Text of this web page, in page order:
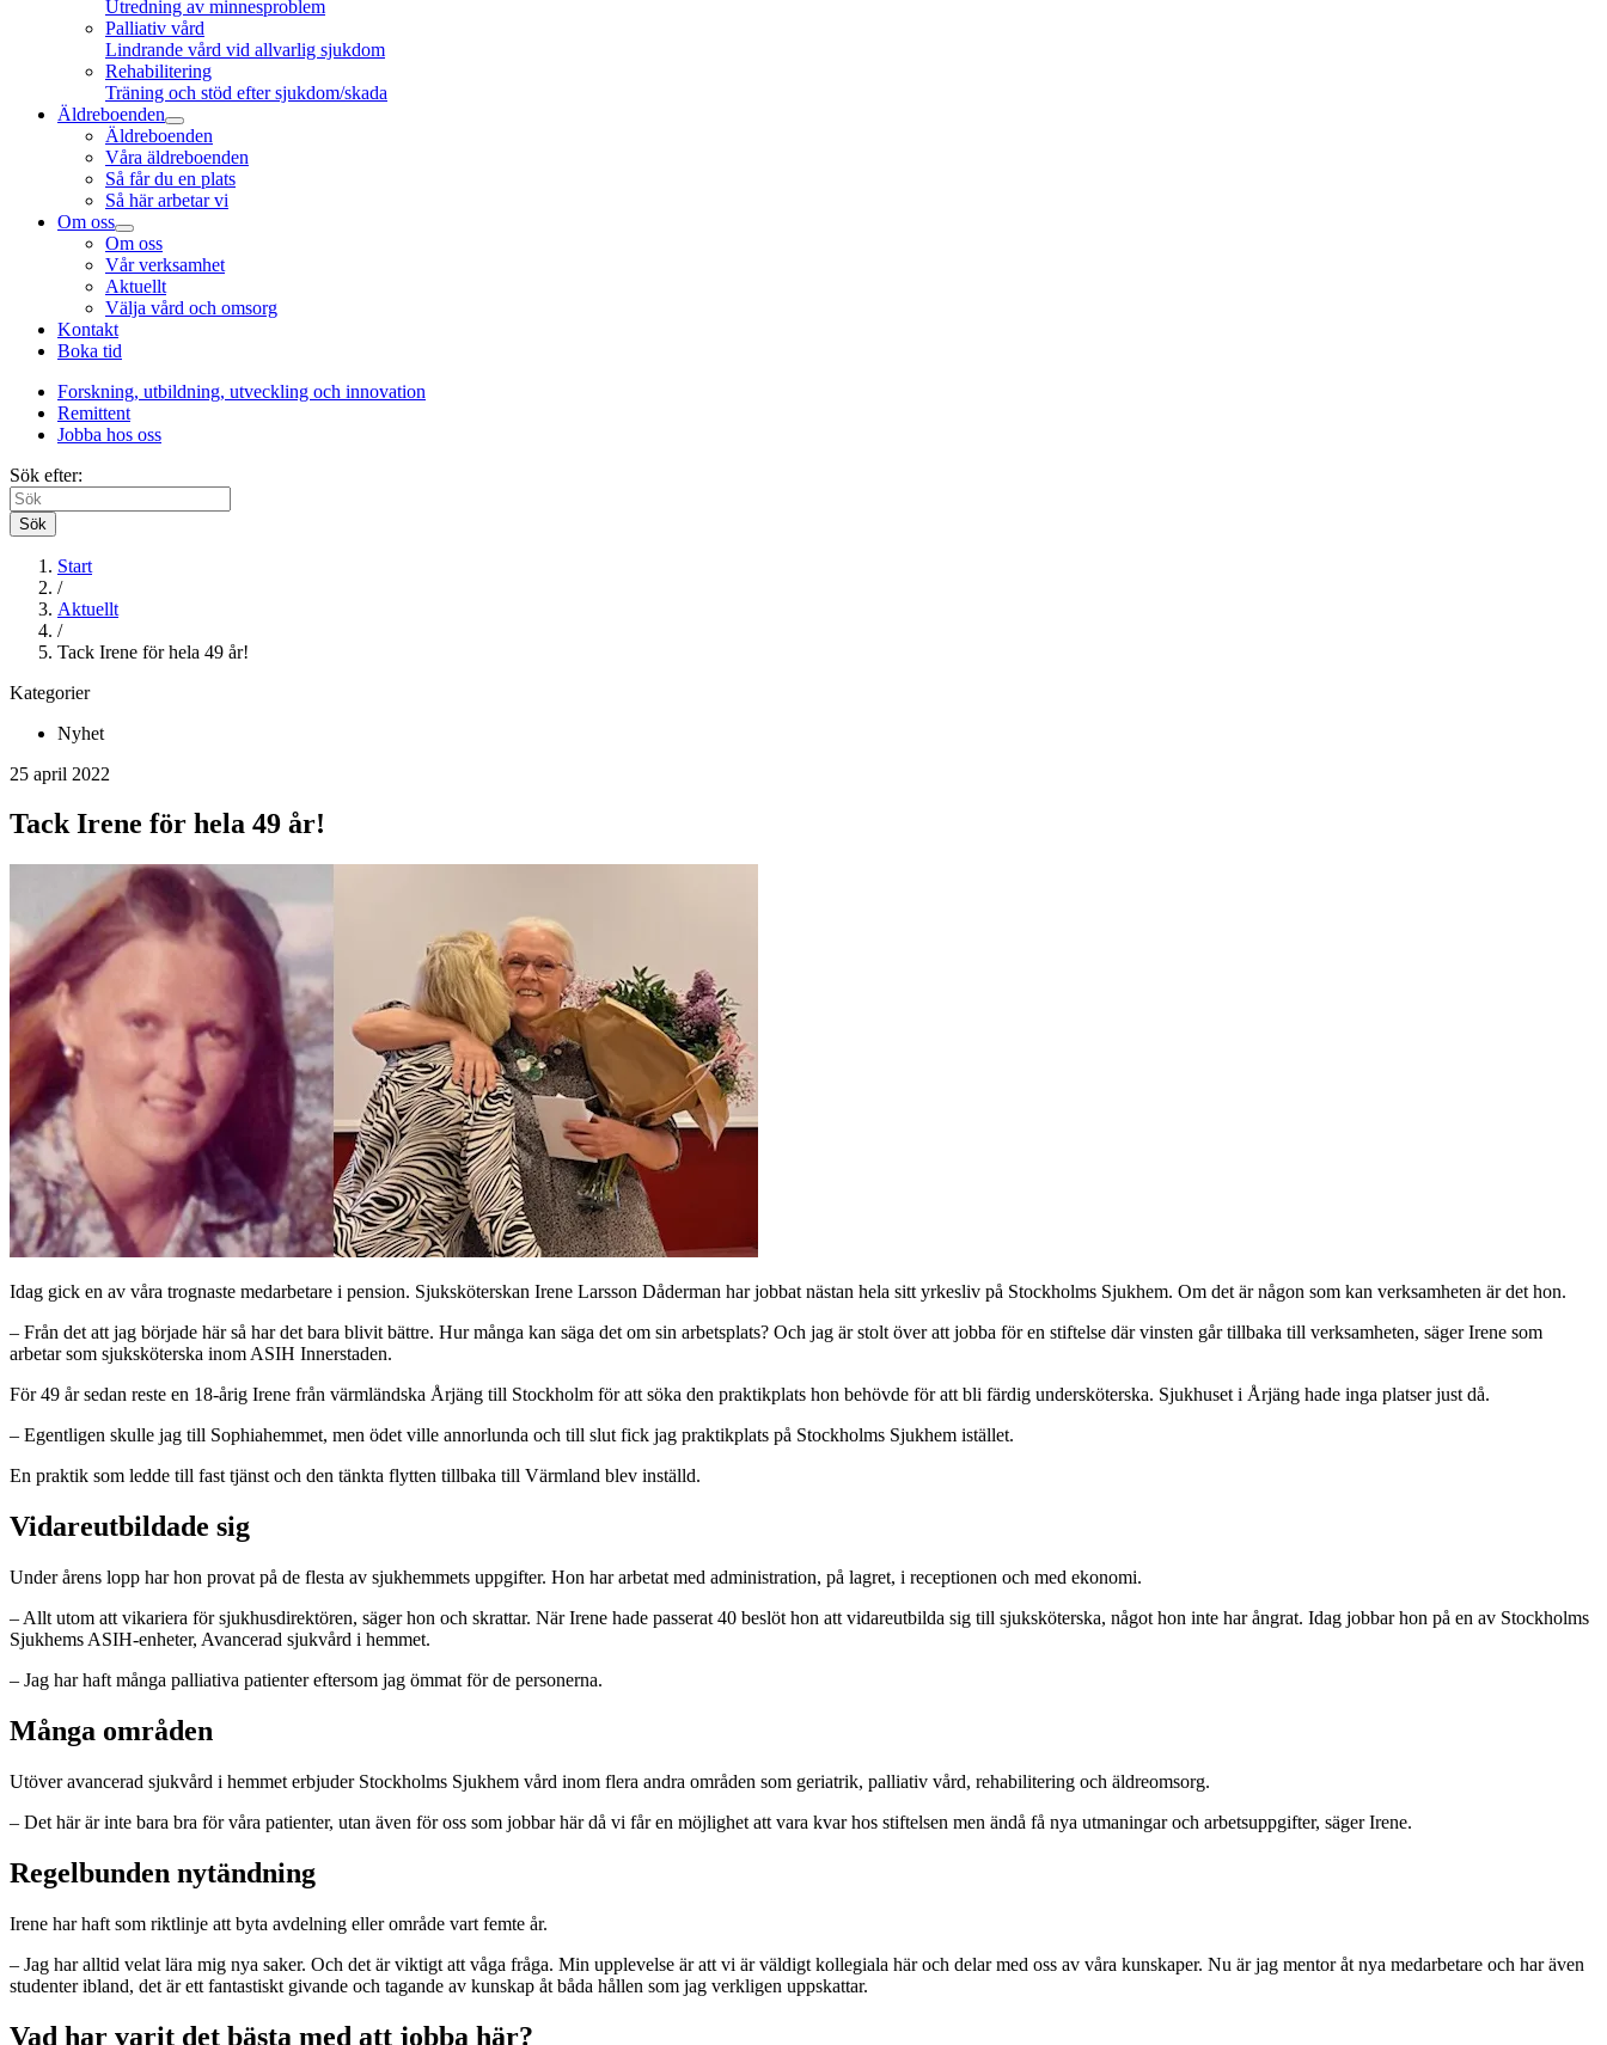
Utredning av minnesproblem
Palliativ vård
Lindrande vård vid allvarlig sjukdom
Rehabilitering
Träning och stöd efter sjukdom/skada
Äldreboenden
Äldreboenden
Våra äldreboenden
Så får du en plats
Så här arbetar vi
Om oss
Om oss
Vår verksamhet
Aktuellt
Välja vård och omsorg
Kontakt
Boka tid
Forskning, utbildning, utveckling och innovation
Remittent
Jobba hos oss
Sök efter:
Sök
Start
/
Aktuellt
/
Tack Irene för hela 49 år!
Kategorier
Nyhet
25 april 2022
Tack Irene för hela 49 år!
Idag gick en av våra trognaste medarbetare i pension. Sjuksköterskan Irene Larsson Dåderman har jobbat nästan hela sitt yrkesliv på Stockholms Sjukhem. Om det är någon som kan verksamheten är det hon.
– Från det att jag började här så har det bara blivit bättre. Hur många kan säga det om sin arbetsplats? Och jag är stolt över att jobba för en stiftelse där vinsten går tillbaka till verksamheten, säger Irene som
arbetar som sjuksköterska inom ASIH Innerstaden.
För 49 år sedan reste en 18-årig Irene från värmländska Årjäng till Stockholm för att söka den praktikplats hon behövde för att bli färdig undersköterska. Sjukhuset i Årjäng hade inga platser just då.
– Egentligen skulle jag till Sophiahemmet, men ödet ville annorlunda och till slut fick jag praktikplats på Stockholms Sjukhem istället.
En praktik som ledde till fast tjänst och den tänkta flytten tillbaka till Värmland blev inställd.
Vidareutbildade sig
Under årens lopp har hon provat på de flesta av sjukhemmets uppgifter. Hon har arbetat med administration, på lagret, i receptionen och med ekonomi.
– Allt utom att vikariera för sjukhusdirektören, säger hon och skrattar. När Irene hade passerat 40 beslöt hon att vidareutbilda sig till sjuksköterska, något hon inte har ångrat. Idag jobbar hon på en av Stockholms
Sjukhems ASIH-enheter, Avancerad sjukvård i hemmet.
– Jag har haft många palliativa patienter eftersom jag ömmat för de personerna.
Många områden
Utöver avancerad sjukvård i hemmet erbjuder Stockholms Sjukhem vård inom flera andra områden som geriatrik, palliativ vård, rehabilitering och äldreomsorg.
– Det här är inte bara bra för våra patienter, utan även för oss som jobbar här då vi får en möjlighet att vara kvar hos stiftelsen men ändå få nya utmaningar och arbetsuppgifter, säger Irene.
Regelbunden nytändning
Irene har haft som riktlinje att byta avdelning eller område vart femte år.
– Jag har alltid velat lära mig nya saker. Och det är viktigt att våga fråga. Min upplevelse är att vi är väldigt kollegiala här och delar med oss av våra kunskaper. Nu är jag mentor åt nya medarbetare och har även
studenter ibland, det är ett fantastiskt givande och tagande av kunskap åt båda hållen som jag verkligen uppskattar.
Vad har varit det bästa med att jobba här?